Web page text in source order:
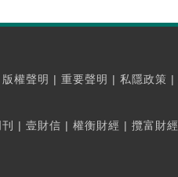
版權聲明 | 重要聲明 | 私隱政策 |
| 壹財信 | 權衡財經 | 攬富財經